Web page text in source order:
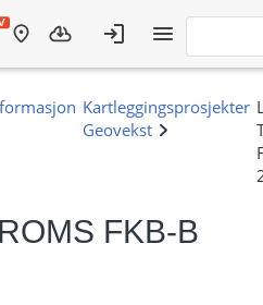
FKB-B